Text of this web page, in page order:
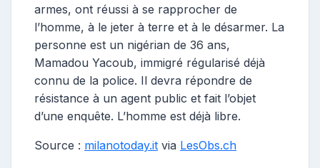
armes, ont réussi à se rapprocher de
l’homme, à le jeter à terre et à le désarmer. La
personne est un nigérian de 36 ans,
Mamadou Yacoub, immigré régularisé déjà
connu de la police. Il devra répondre de
résistance à un agent public et fait l’objet
d’une enquête. L’homme est déjà libre.
Source : milanotoday.it via LesObs.ch